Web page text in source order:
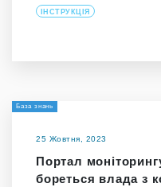
ІНСТРУКЦІЯ
База знань
25 Жовтня, 2023
Портал
бореться влада з